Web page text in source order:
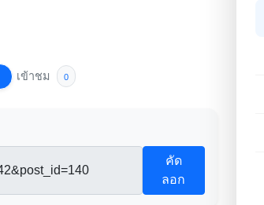
เข้าชม 0
คัด
ลอก